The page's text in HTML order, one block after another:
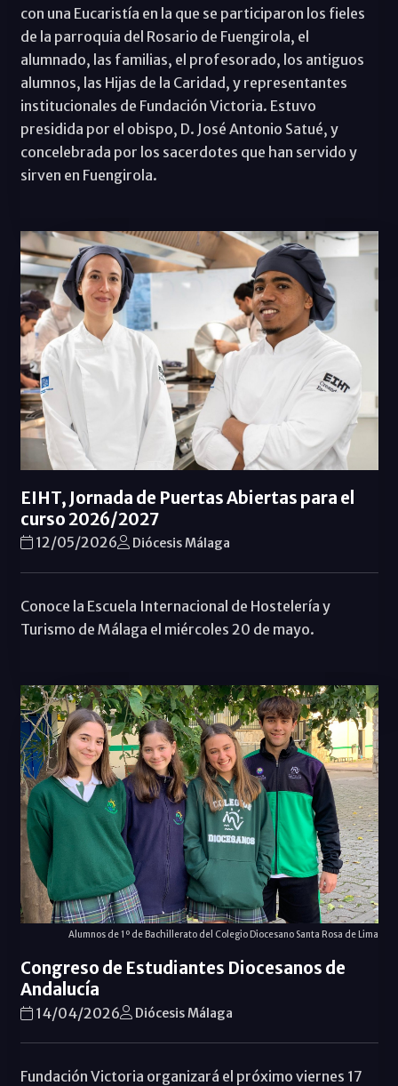
con una Eucaristía en la que se participaron los fieles
de la parroquia del Rosario de Fuengirola, el
alumnado, las familias, el profesorado, los antiguos
alumnos, las Hijas de la Caridad, y representantes
institucionales de Fundación Victoria. Estuvo
presidida por el obispo, D. José Antonio Satué, y
concelebrada por los sacerdotes que han servido y
sirven en Fuengirola.
EIHT, Jornada de Puertas Abiertas para el
curso 2026/2027
12/05/2026 Diócesis Málaga
Conoce la Escuela Internacional de Hostelería y
Turismo de Málaga el miércoles 20 de mayo.
Alumnos de 1º de Bachillerato del Colegio Diocesano Santa Rosa de Lima
Congreso de Estudiantes Diocesanos de
Andalucía
14/04/2026 Diócesis Málaga
Fundación Victoria organizará el próximo viernes 17